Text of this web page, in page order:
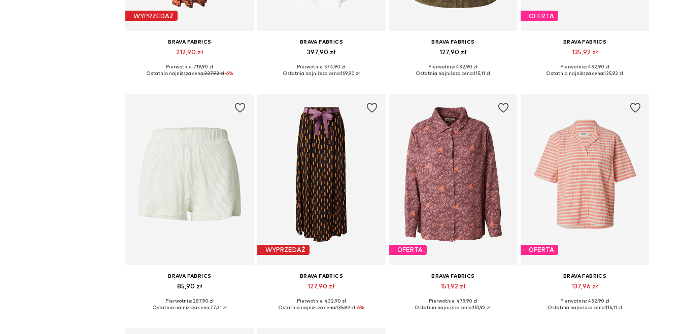
WYPRZEDAŻ
BRAVA FABRICS
212,90 zł
Dostępne rozmiary: 34, 36, 38
Pierwotnie: 719,90 zł
Ostatnia najniższa cena:227,92 zł-6%
BRAVA FABRICS
397,90 zł
Dostępne rozmiary: XS, S
Pierwotnie: 574,90 zł
Ostatnia najniższa cena:169,90 zł
BRAVA FABRICS
127,90 zł
Dostępne rozmiary: 34, 36
Pierwotnie: 432,90 zł
Ostatnia najniższa cena:115,11 zł
OFERTA
BRAVA FABRICS
135,92 zł
Dostępne rozmiary: 34, 36, 42
Pierwotnie: 432,90 zł
Ostatnia najniższa cena:135,92 zł
BRAVA FABRICS
85,90 zł
Dostępne rozmiary: 40
Pierwotnie: 287,90 zł
Ostatnia najniższa cena:77,31 zł
WYPRZEDAŻ
BRAVA FABRICS
127,90 zł
Dostępne rozmiary: 34
Pierwotnie: 432,90 zł
Ostatnia najniższa cena:135,92 zł-6%
OFERTA
BRAVA FABRICS
151,92 zł
Dostępne rozmiary: S
Pierwotnie: 479,90 zł
Ostatnia najniższa cena:151,92 zł
OFERTA
BRAVA FABRICS
137,96 zł
Dostępne rozmiary: XS, L
Pierwotnie: 432,90 zł
Ostatnia najniższa cena:115,11 zł